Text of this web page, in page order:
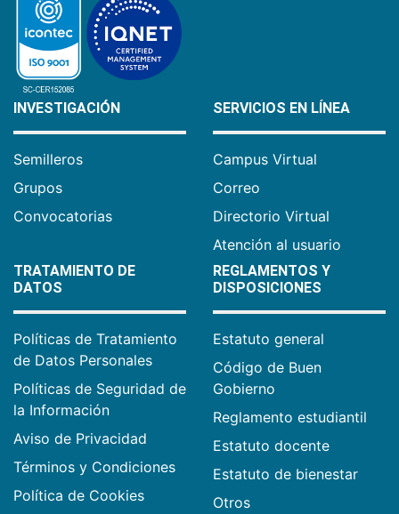
INVESTIGACIÓN
Semilleros
Grupos
Convocatorias
SERVICIOS EN LÍNEA
Campus Virtual
Correo
Directorio Virtual
Atención al usuario
TRATAMIENTO DE
DATOS
Políticas de Tratamiento
de Datos Personales
Políticas de Seguridad de
la Información
Aviso de Privacidad
Términos y Condiciones
Política de Cookies
REGLAMENTOS Y
DISPOSICIONES
Estatuto general
Código de Buen
Gobierno
Reglamento estudiantil
Estatuto docente
Estatuto de bienestar
Otros